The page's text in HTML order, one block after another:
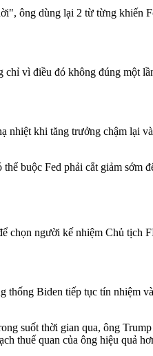
ông dùng lại 2 từ từng khiến
vì điều đó không đúng một
nhiệt khi tăng trưởng chậm lại
buộc Fed phải cắt giảm sớm
chọn người kế nhiệm Chủ tịch
Biden tiếp tục tín nhiệm
suốt thời gian qua, ông
thuế quan của ông hiệu quả